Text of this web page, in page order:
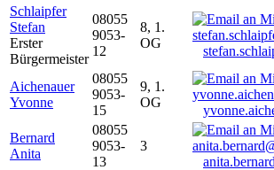
Schlaipfer
Stefan
Erster
Bürgermeister
08055
9053-
12
8, 1.
OG
Aichenauer
Yvonne
08055
9053-
15
9, 1.
OG
Bernard
Anita
08055
9053-
13
3